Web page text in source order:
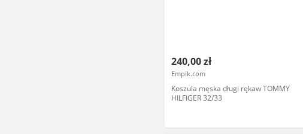
240,00 zł
Empik.com
Koszula męska długi rękaw TOMMY
HILFIGER 32/33